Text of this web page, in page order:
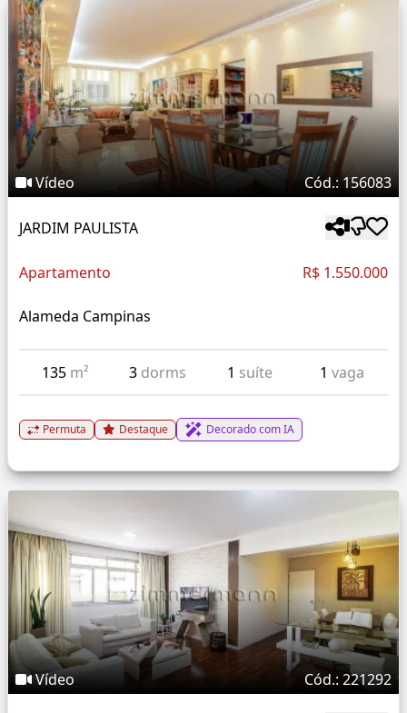
Vídeo Cód.: 156083
JARDIM PAULISTA
Apartamento R$ 1.550.000
Alameda Campinas
135 m² 3 dorms 1 suíte 1 vaga
Permuta Destaque Decorado com IA
Vídeo Cód.: 221292